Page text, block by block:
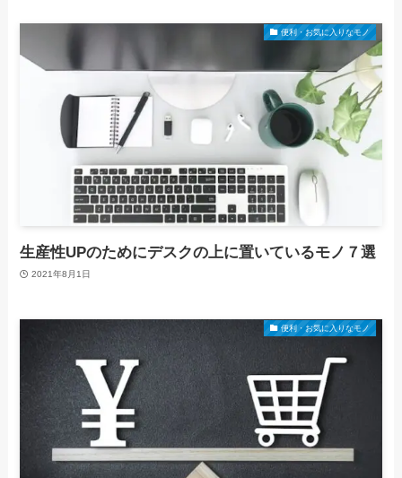
便利・お気に入りなモノ
生産性UPのためにデスクの上に置いているモノ７選
2021年8月1日
便利・お気に入りなモノ